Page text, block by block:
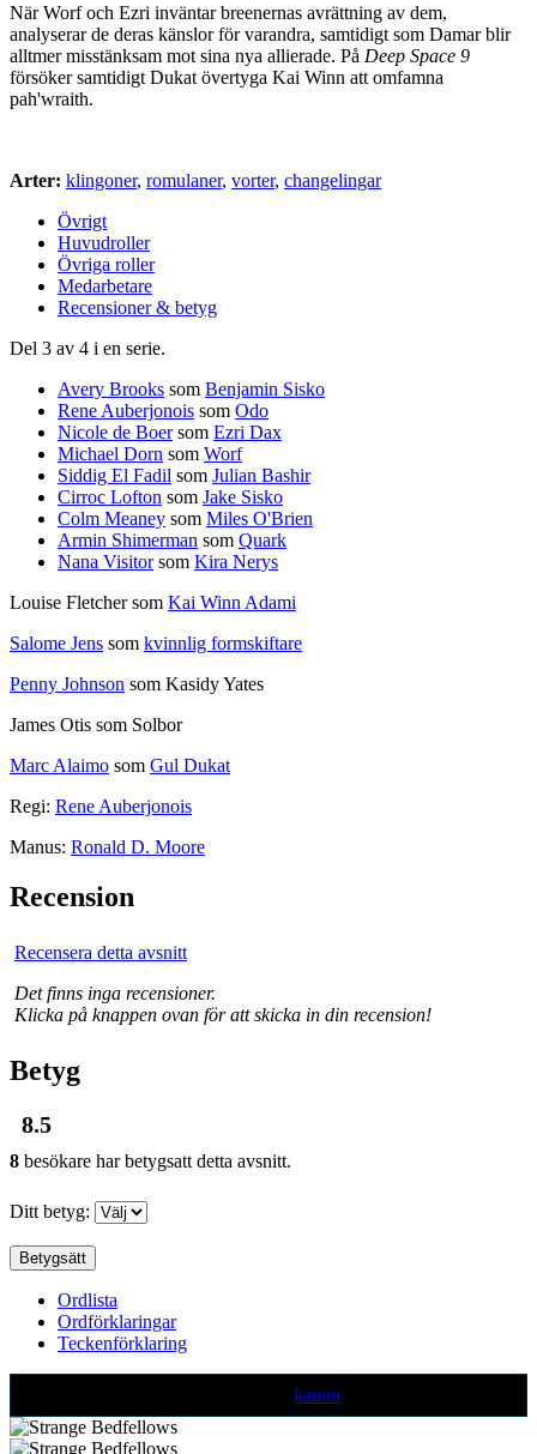
När Worf och Ezri inväntar breenernas avrättning av dem,
analyserar de deras känslor för varandra, samtidigt som Damar blir
alltmer misstänksam mot sina nya allierade. På Deep Space 9
försöker samtidigt Dukat övertyga Kai Winn att omfamna
pah'wraith.
Arter: klingoner, romulaner, vorter, changelingar
Övrigt
Huvudroller
Övriga roller
Medarbetare
Recensioner & betyg
Del 3 av 4 i en serie.
Avery Brooks som Benjamin Sisko
Rene Auberjonois som Odo
Nicole de Boersom Ezri Dax
Michael Dorn som Worf
Siddig El Fadil som Julian Bashir
Cirroc Lofton som Jake Sisko
Colm Meaney som Miles O'Brien
Armin Shimerman som Quark
Nana Visitorsom Kira Nerys
Louise Fletcher som Kai Winn Adami
Salome Jens som kvinnlig formskiftare
Penny Johnson som Kasidy Yates
James Otis som Solbor
Marc Alaimo som Gul Dukat
Regi: Rene Auberjonois
Manus: Ronald D. Moore
Recension
Recensera detta avsnitt
Det finns inga recensioner.
Klicka på knappen ovan för att skicka in din recension!
Betyg
8.5
8 besökare har betygsatt detta avsnitt.
Ditt betyg:
Ordlista
Ordförklaringar
Teckenförklaring
kanon